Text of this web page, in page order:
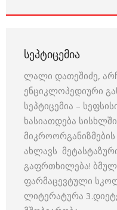
ᲡᲔᲞᲢᲘᲪᲔᲛᲘᲐ
ლალი დათეშიძე,
ენციკლოპედიური
სეპტიცემია –
ხასიათდება
ახლავს
გაფრთხილება!
ფარმაცევტული
ლიტერატურა